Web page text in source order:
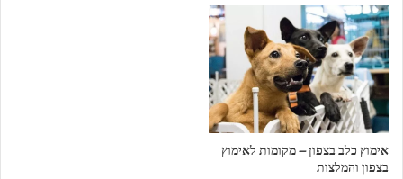
אימוץ כלב בצפון – מקומות לאימוץ
בצפון והמלצות